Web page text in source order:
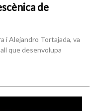
de
i Alejandro Tortajada, va
que desenvolupa